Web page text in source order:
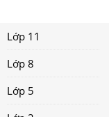
Lớp 11
Lớp 8
Lớp 5